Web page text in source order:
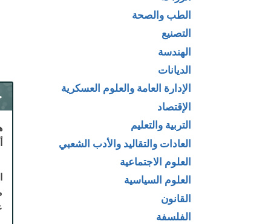
الطب والصحة
التصنيع
الهندسة
الديانات
الإدارة العامة والعلوم العسكرية
الإقتصاد
التربية والتعليم
العادات والتقاليد والأدب الشعبي
العلوم الاجتماعية
العلوم السياسية
القانون
الفلسفة